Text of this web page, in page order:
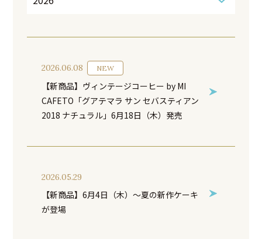
2026.06.08 NEW
【新商品】ヴィンテージコーヒー by MI
CAFETO「グアテマラ サン セバスティアン
2018 ナチュラル」6月18日（木）発売
2026.05.29
【新商品】6月4日（木）～夏の新作ケーキ
が登場